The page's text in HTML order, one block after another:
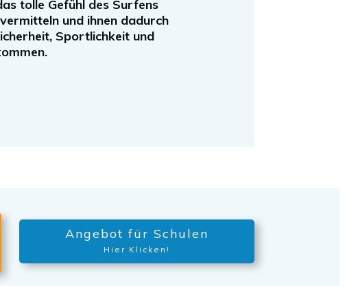
tolle Gefühl des Surfens
und ihnen dadurch
Sportlichkeit und
Angebot für Schulen
Hier Klicken!